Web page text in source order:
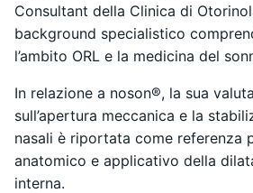
Consultant della Clinica di
background specialistico
l’ambito ORL e la medicina del
In relazione a noson®, la sua
sull’apertura meccanica e la
nasali è riportata come referenza
anatomico e applicativo della
interna.